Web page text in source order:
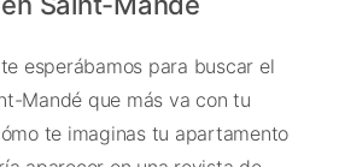
esperábamos para buscar el
Mandé que más va con tu
te imaginas tu apartamento